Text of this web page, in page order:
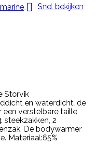
 Snel bekijken
Storvik
en waterdicht. de
verstelbare taille,
steekzakken, 2
De bodywarmer
Materiaal:65%